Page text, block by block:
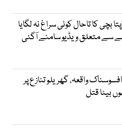
بچی کا تاحال کوئی سراغ نہ لگایا
سے متعلق ویڈیو سامنے آگئی
واقعہ، گھریلو تنازع پر
بیٹا قتل